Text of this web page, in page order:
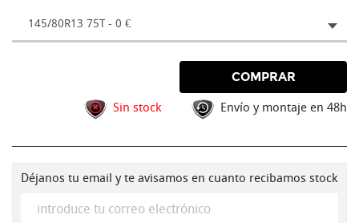
145/80R13 75T - 0 €
COMPRAR
Sin stock Envío y montaje en 48h
Déjanos tu email y te avisamos en cuanto recibamos stock